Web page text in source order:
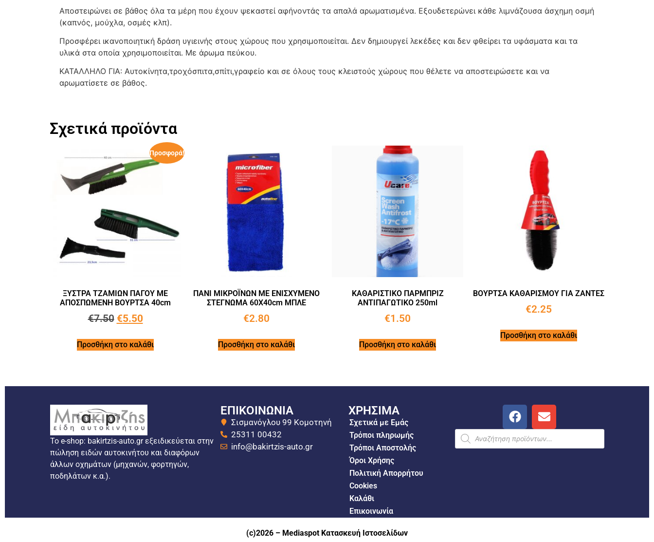
Αποστειρώνει σε βάθος όλα τα μέρη που έχουν ψεκαστεί αφήνοντάς τα απαλά αρωματισμένα. Εξουδετερώνει κάθε λιμνάζουσα άσχημη οσμή
(καπνός, μούχλα, οσμές κλπ).
Προσφέρει ικανοποιητική δράση υγιεινής στους χώρους που χρησιμοποιείται. Δεν δημιουργεί λεκέδες και δεν φθείρει τα υφάσματα και τα
υλικά στα οποία χρησιμοποιείται. Με άρωμα πεύκου.
ΚΑΤΑΛΛΗΛΟ ΓΙΑ: Αυτοκίνητα,τροχόσπιτα,σπίτι,γραφείο και σε όλους τους κλειστούς χώρους που θέλετε να αποστειρώσετε και να
αρωματίσετε σε βάθος.
Σχετικά προϊόντα
Προσφορά!
ΞΥΣΤΡΑ ΤΖΑΜΙΩΝ ΠΑΓΟΥ ΜΕ
ΑΠΟΣΠΩΜΕΝΗ ΒΟΥΡΤΣΑ 40cm
€7.50 €5.50
Προσθήκη στο καλάθι
ΠΑΝΙ ΜΙΚΡΟΪΝΩΝ ΜΕ ΕΝΙΣΧΥΜΕΝΟ
ΣΤΕΓΝΩΜΑ 60X40cm ΜΠΛΕ
€2.80
Προσθήκη στο καλάθι
ΚΑΘΑΡΙΣΤΙΚΟ ΠΑΡΜΠΡΙΖ
ΑΝΤΙΠΑΓΩΤΙΚΟ 250ml
€1.50
Προσθήκη στο καλάθι
ΒΟΥΡΤΣΑ ΚΑΘΑΡΙΣΜΟΥ ΓΙΑ ΖΑΝΤΕΣ
€2.25
Προσθήκη στο καλάθι
Το e-shop: bakirtzis-auto.gr εξειδικεύεται στην
πώληση ειδών αυτοκινήτου και διαφόρων
άλλων οχημάτων (μηχανών, φορτηγών,
ποδηλάτων κ.α.).
ΕΠΙΚΟΙΝΩΝΙΑ
Σισμανόγλου 99 Κομοτηνή
25311 00432
info@bakirtzis-auto.gr
ΧΡΗΣΙΜΑ
Σχετικά με Εμάς
Τρόποι πληρωμής
Τρόποι Αποστολής
Όροι Χρήσης
Πολιτική Απορρήτου
Cookies
Καλάθι
Επικοινωνία
(c)2026 – Mediaspot Κατασκευή Ιστοσελίδων